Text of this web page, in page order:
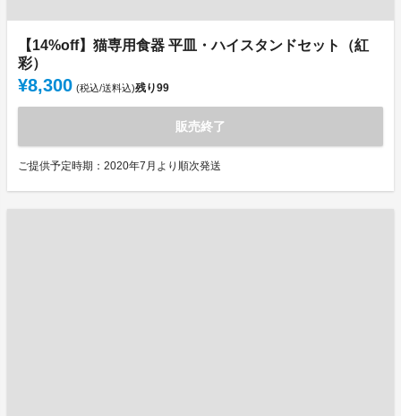
【14%off】猫専用食器 平皿・ハイスタンドセット（紅
彩）
¥8,300 (税込/送料込)残り99
販売終了
ご提供予定時期：2020年7月より順次発送